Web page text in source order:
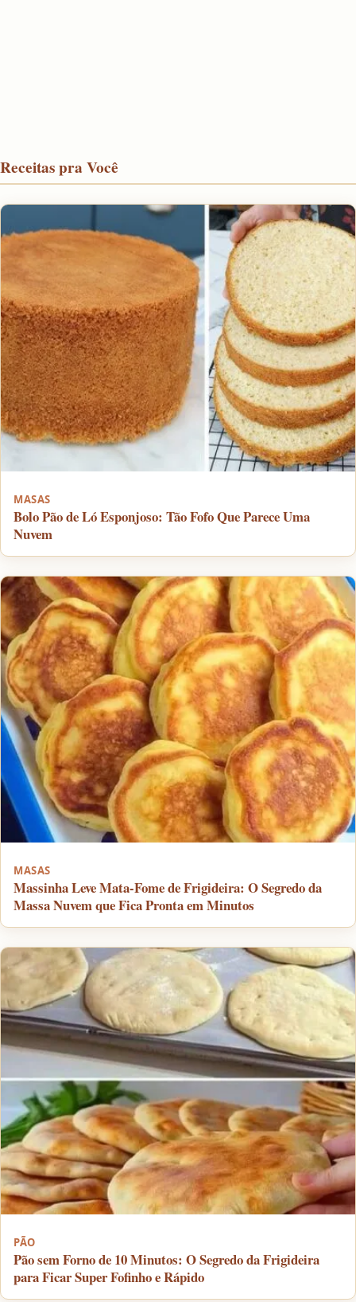
Receitas pra Você
MASAS
Bolo Pão de Ló Esponjoso: Tão Fofo Que Parece Uma
Nuvem
MASAS
Massinha Leve Mata-Fome de Frigideira: O Segredo da
Massa Nuvem que Fica Pronta em Minutos
PÃO
Pão sem Forno de 10 Minutos: O Segredo da Frigideira
para Ficar Super Fofinho e Rápido